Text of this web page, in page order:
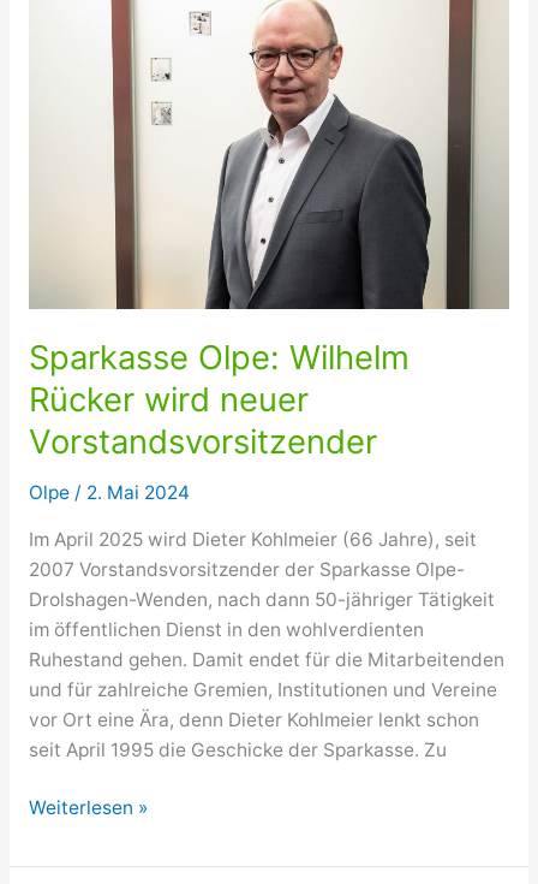
Sauerlandes
Sparkasse Olpe: Wilhelm
Rücker wird neuer
Vorstandsvorsitzender
Olpe/ 2. Mai 2024
Im April 2025 wird Dieter Kohlmeier (66 Jahre), seit
2007 Vorstandsvorsitzender der Sparkasse Olpe-
Drolshagen-Wenden, nach dann 50-jähriger Tätigkeit
im öffentlichen Dienst in den wohlverdienten
Ruhestand gehen. Damit endet für die Mitarbeitenden
und für zahlreiche Gremien, Institutionen und Vereine
vor Ort eine Ära, denn Dieter Kohlmeier lenkt schon
seit April 1995 die Geschicke der Sparkasse. Zu
Sparkasse
Wilhelm
Weiterlesen »